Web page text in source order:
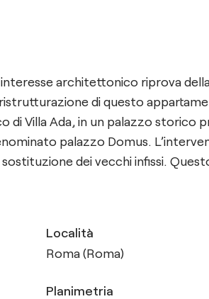
architettonico riprova
di questo
di Villa Ada, in un palazzo storico
palazzo Domus.
dei vecchi infissi.
Località
Roma (Roma)
Planimetria